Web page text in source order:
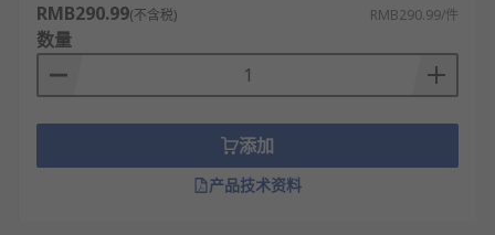
RMB290.99(不含税) RMB290.99/件
数量
添加
产品技术资料